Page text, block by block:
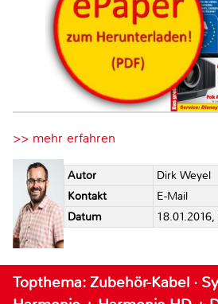
>> mehr erfahren
Autor
Dirk Weyel
Kontakt
E-Mail
Datum
Topthema: Zubehör-Kabel ·